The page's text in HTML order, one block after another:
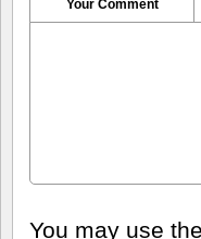
Your Comment
You may use